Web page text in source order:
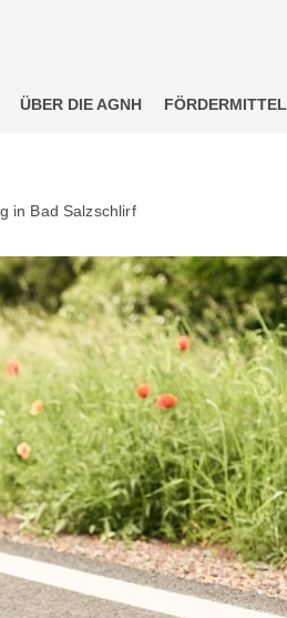
ÜBER DIE AGNH FÖRDERMITTEL
in Bad Salzschlirf